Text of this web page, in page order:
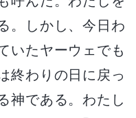
。しかし、今日わ
いたヤーウェでも
終わりの日に戻っ
神である。わたし